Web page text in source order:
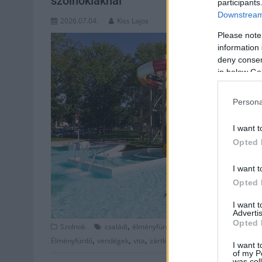
Please
information
deny
in below
I want
Opted
I want
Opted
I want
Opted
I want
of my
2026.07.04. Kiss Lajos
Szolnok családi, élményfürdő Jász-Nagykun Szolnok
Élményfürdő, vendégek, vita, zártkörű